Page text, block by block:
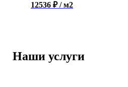
12536 ₽ / м2
Наши услуги